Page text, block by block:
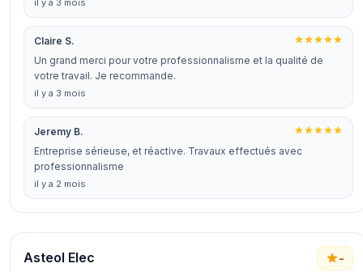
il y a 3 mois
Claire S.
Un grand merci pour votre professionnalisme et la qualité de
votre travail. Je recommande.
il y a 3 mois
Jeremy B.
Entreprise sérieuse, et réactive. Travaux effectués avec
professionnalisme
il y a 2 mois
Asteol Elec -